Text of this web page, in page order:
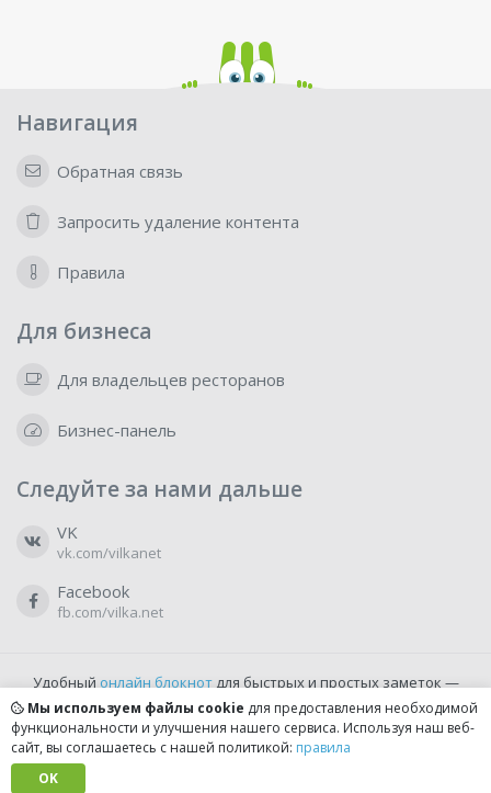
Навигация
Обратная связь
Запросить удаление контента
Правила
Для бизнеса
Для владельцев ресторанов
Бизнес-панель
Следуйте за нами дальше
VK
vk.com/vilkanet
Facebook
fb.com/vilka.net
Удобный онлайн блокнотдля быстрых и простых заметок —
бесплатно и доступно прямо из браузера.
Мы используем файлы cookie для предоставления необходимой
функциональности и улучшения нашего сервиса. Используя наш веб-
сайт, вы соглашаетесь с нашей политикой: правила
OK